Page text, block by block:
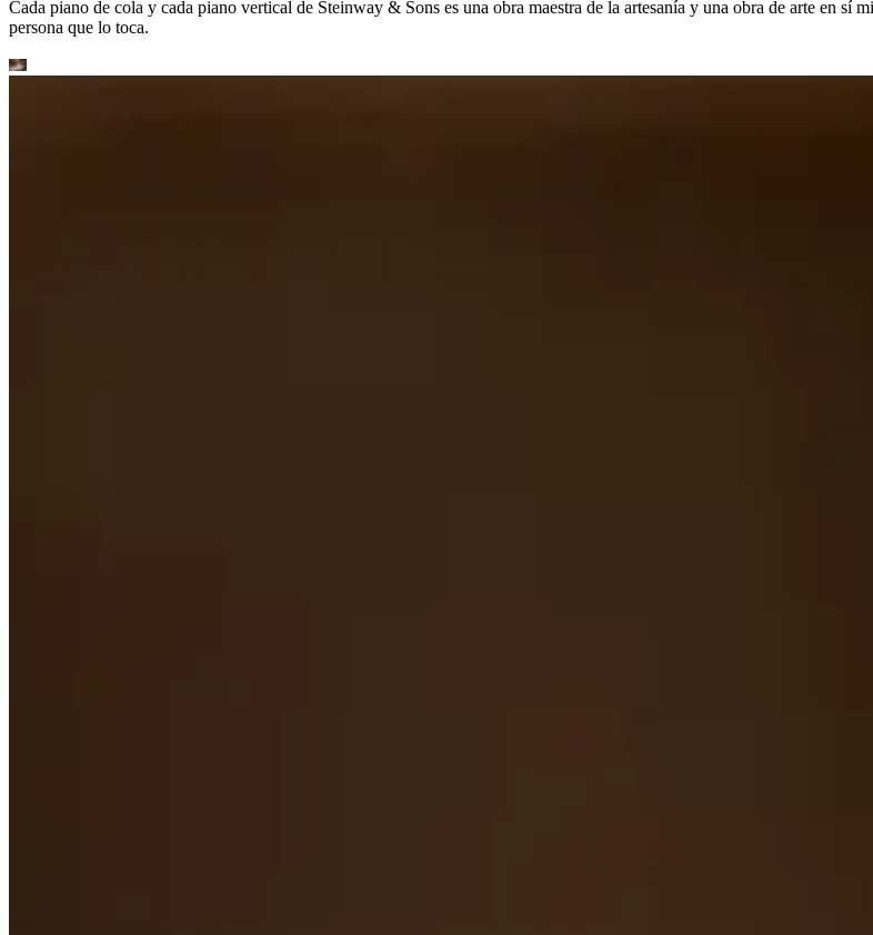
Cada piano de cola y cada piano vertical de Steinway ⁠&⁠ Sons es una obra maestra de la artesanía y una obra de arte en sí
persona que lo toca.